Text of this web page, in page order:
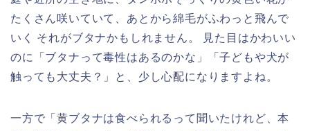
たくさん咲いていて、あとから綿毛がふわっと飛んで
いく それがブタナかもしれません。 見た目はかわいい
のに「ブタナって毒性はあるのかな」「子どもや犬が
触っても大丈夫？」と、少し心配になりますよね。
一方で「黄ブタナは食べられるって聞いたけれど、本